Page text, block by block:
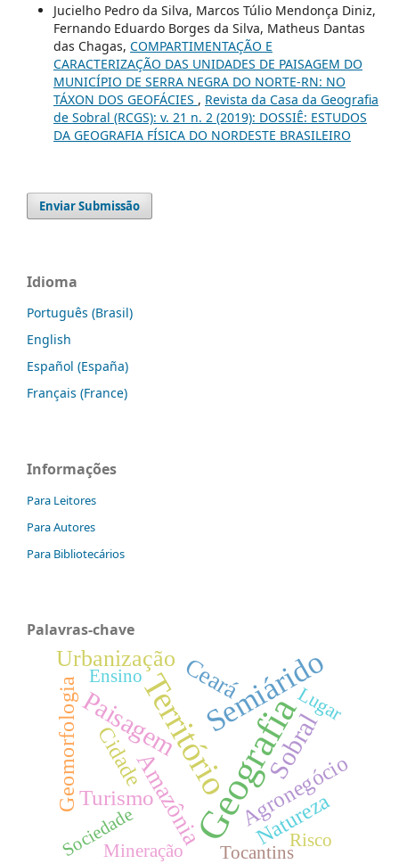
Jucielho Pedro da Silva, Marcos Túlio Mendonça Diniz,
Fernando Eduardo Borges da Silva, Matheus Dantas
das Chagas, COMPARTIMENTAÇÃO E
CARACTERIZAÇÃO DAS UNIDADES DE PAISAGEM DO
MUNICÍPIO DE SERRA NEGRA DO NORTE-RN: NO
TÁXON DOS GEOFÁCIES , Revista da Casa da Geografia
de Sobral (RCGS): v. 21 n. 2 (2019): DOSSIÊ: ESTUDOS
DA GEOGRAFIA FÍSICA DO NORDESTE BRASILEIRO
Enviar Submissão
Idioma
Português (Brasil)
English
Español (España)
Français (France)
Informações
Para Leitores
Para Autores
Para Bibliotecários
Palavras-chave
Geografia
TerritórioSemiárido
Sobral
Paisagem
Ceará
Amazônia
Urbanização
Geomorfologia Agronegócio
Turismo
Cidade
Natureza
Lugar
Tocantins
Risco
SociedadeMineração
Ensino